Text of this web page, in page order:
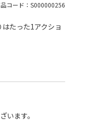
コード：S000000256
たった1アクショ
います。